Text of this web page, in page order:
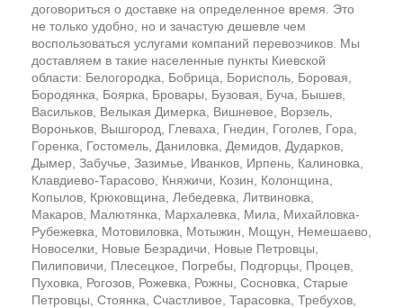
договориться о доставке на определенное время. Это
не только удобно, но и зачастую дешевле чем
воспользоваться услугами компаний перевозчиков. Мы
доставляем в такие населенные пункты Киевской
области: Белогородка, Бобрица, Борисполь, Боровая,
Бородянка, Боярка, Бровары, Бузовая, Буча, Бышев,
Васильков, Велыкая Димерка, Вишневое, Ворзель,
Вороньков, Вышгород, Глеваха, Гнедин, Гоголев, Гора,
Горенка, Гостомель, Даниловка, Демидов, Дударков,
Дымер, Забучье, Зазимье, Иванков, Ирпень, Калиновка,
Клавдиево-Тарасово, Княжичи, Козин, Колонщина,
Копылов, Крюковщина, Лебедевка, Литвиновка,
Макаров, Малютянка, Мархалевка, Мила, Михайловка-
Рубежевка, Мотовиловка, Мотыжин, Мощун, Немешаево,
Новоселки, Новые Безрадичи, Новые Петровцы,
Пилиповичи, Плесецкое, Погребы, Подгорцы, Процев,
Пуховка, Рогозов, Рожевка, Рожны, Сосновка, Старые
Петровцы, Стоянка, Счастливое, Тарасовка, Требухов,